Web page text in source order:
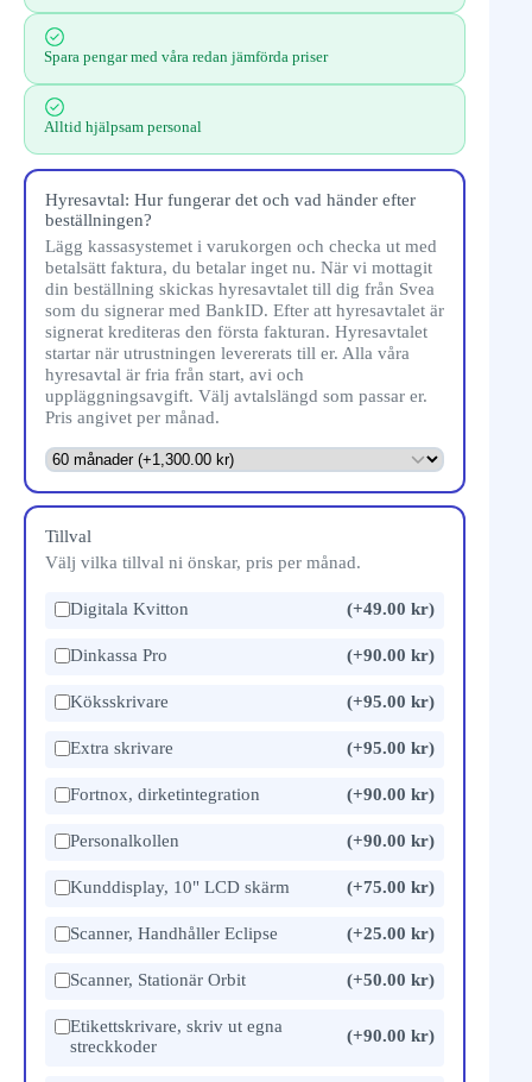
Spara pengar med våra redan jämförda priser
Alltid hjälpsam personal
Hyresavtal: Hur fungerar det och vad händer efter
beställningen?
Lägg kassasystemet i varukorgen och checka ut med
betalsätt faktura, du betalar inget nu. När vi mottagit
din beställning skickas hyresavtalet till dig från Svea
som du signerar med BankID. Efter att hyresavtalet är
signerat krediteras den första fakturan. Hyresavtalet
startar när utrustningen levererats till er. Alla våra
hyresavtal är fria från start, avi och
uppläggningsavgift. Välj avtalslängd som passar er.
Pris angivet per månad.
Tillval
Välj vilka tillval ni önskar, pris per månad.
Digitala Kvitton (+49.00 kr)
Dinkassa Pro (+90.00 kr)
Köksskrivare (+95.00 kr)
Extra skrivare (+95.00 kr)
Fortnox, dirketintegration (+90.00 kr)
Personalkollen (+90.00 kr)
Kunddisplay, 10" LCD skärm (+75.00 kr)
Scanner, Handhåller Eclipse (+25.00 kr)
Scanner, Stationär Orbit (+50.00 kr)
Etikettskrivare, skriv ut egna
streckkoder
(+90.00 kr)